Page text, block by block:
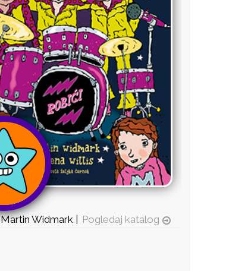
Martin Widmark | Pogledaj katalog